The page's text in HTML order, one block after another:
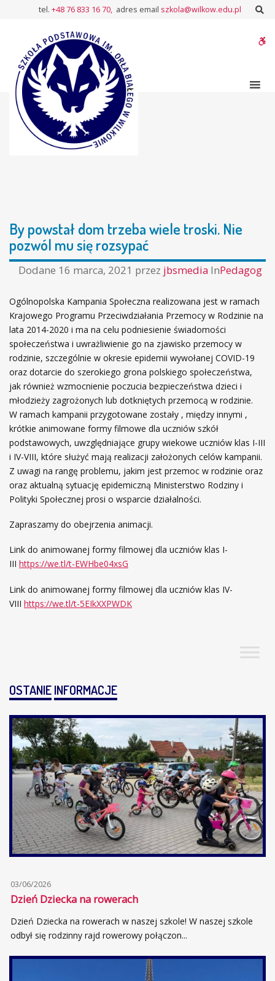
trzeba
wiele
troski.
pozwól
tel. +48 76 833 16 70, adres email szkola@wilkow.edu.pl
By powstał dom trzeba wiele troski. Nie
pozwól mu się rozsypać
Dodane 16 marca, 2021 przez jbsmedia InPedagog
Ogólnopolska Kampania Społeczna realizowana jest w ramach
Krajowego Programu Przeciwdziałania Przemocy w Rodzinie na
lata 2014-2020 i ma na celu podniesienie świadomości
społeczeństwa i uwrażliwienie go na zjawisko przemocy w
rodzinie, szczególnie w okresie epidemii wywołanej COVID-19
oraz dotarcie do szerokiego grona polskiego społeczeństwa,
jak również wzmocnienie poczucia bezpieczeństwa dzieci i
młodzieży zagrożonych lub dotkniętych przemocą w rodzinie.
W ramach kampanii przygotowane zostały , między innymi ,
krótkie animowane formy filmowe dla uczniów szkół
podstawowych, uwzględniające grupy wiekowe uczniów klas I-III
i IV-VIII, które służyć mają realizacji założonych celów kampanii.
Z uwagi na rangę problemu, jakim jest przemoc w rodzinie oraz
oraz aktualną sytuację epidemiczną Ministerstwo Rodziny i
Polityki Społecznej prosi o wsparcie działalności.
Zapraszamy do obejrzenia animacji.
Link do animowanej formy filmowej dla uczniów klas I-
III https://we.tl/t-EWHbe04xsG
Link do animowanej formy filmowej dla uczniów klas IV-
VIII https://we.tl/t-5EIkXXPWDK
OSTANIEINFORMACJE
03/06/2026
Dzień Dziecka na rowerach
Dzień Dziecka na rowerach w naszej szkole! W naszej szkole
odbył się rodzinny rajd rowerowy połączon...